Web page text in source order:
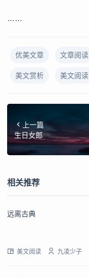
……
优美文章 文章阅读
美文赏析 美文阅读
上一篇
生日女郎
相关推荐
远离古典
美文阅读 九凌少子